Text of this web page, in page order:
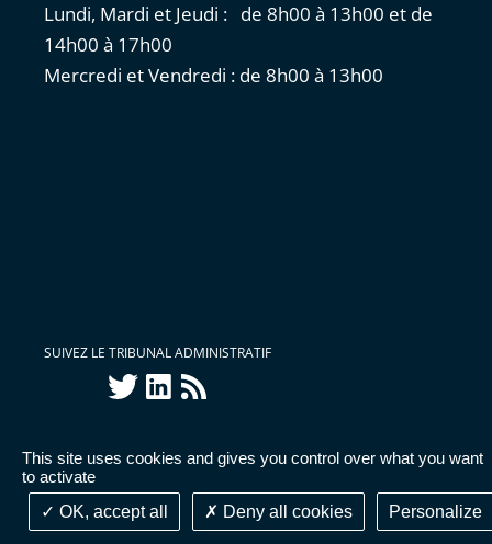
This site uses cookies and gives you control over what you want
to activate
OK, accept all
Deny all cookies Personalize
Lundi, Mardi et Jeudi : de 8h00 à 13h00 et de
14h00 à 17h00
Mercredi et Vendredi : de 8h00 à 13h00
SUIVEZ LE TRIBUNAL ADMINISTRATIF
twitterlinkedin
Flux
RSS
Accessibilité : partiellement conforme
Mentions
légales|Cookies Données personnelles